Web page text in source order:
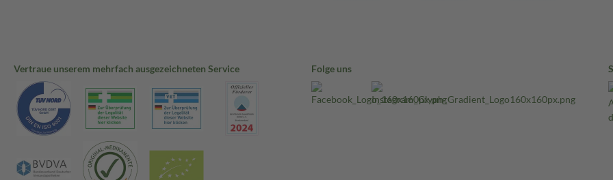
Vertraue unserem mehrfach ausgezeichneten Service Folge uns